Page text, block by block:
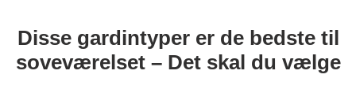
Disse gardintyper er de bedste til
soveværelset – Det skal du vælge